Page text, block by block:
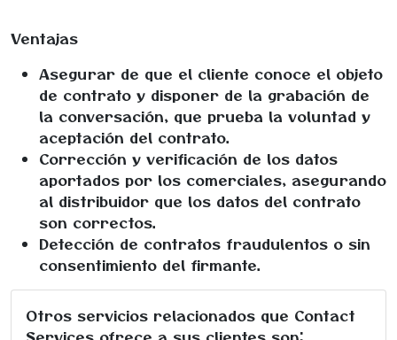
Ventajas
Asegurar de que el cliente conoce el objeto
de contrato y disponer de la grabación de
la conversación, que prueba la voluntad y
aceptación del contrato.
Corrección y verificación de los datos
aportados por los comerciales, asegurando
al distribuidor que los datos del contrato
son correctos.
Detección de contratos fraudulentos o sin
consentimiento del firmante.
Otros servicios relacionados que Contact